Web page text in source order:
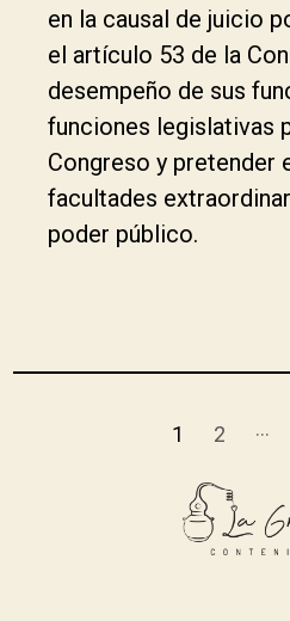
en la causal de juicio
el artículo 53 de la
desempeño de sus
funciones legislativas
Congreso y pretender
facultades
poder público.
1 2 …